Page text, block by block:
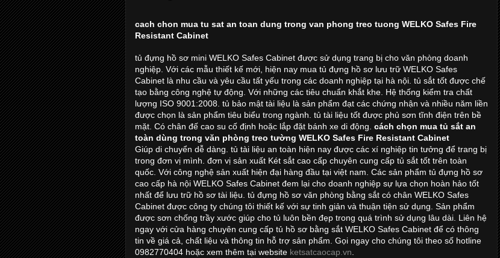
cach chon mua tu sat an toan dung trong van phong treo tuong WELKO Safes Fire
Resistant Cabinet
tủ đựng hồ sơ mini WELKO Safes Cabinet được sử dụng trang bị cho văn phòng doanh
nghiệp. Với các mẫu thiết kế mới, hiện nay mua tủ đựng hồ sơ lưu trữ WELKO Safes
Cabinet là nhu cầu và yêu cầu tất yếu trong các doanh nghiệp tại hà nội. tủ sắt tốt được chế
tạo bằng công nghệ tự động. Với những các tiêu chuẩn khắt khe. Hệ thống kiểm tra chất
lượng ISO 9001:2008. tủ bảo mật tài liệu là sản phẩm đạt các chứng nhận và nhiều năm liền
được chọn là sản phẩm tiêu biểu trong ngành. tủ tài liệu tốt được phủ sơn tĩnh điện trên bề
mặt. Có chân đế cao su cố định hoặc lắp đặt bánh xe di động. cách chọn mua tủ sắt an
toàn dùng trong văn phòng treo tường WELKO Safes Fire Resistant Cabinet
Giúp di chuyển dễ dàng. tủ tài liệu an toàn hiện nay được các xí nghiệp tin tưởng để trang bị
trong đơn vị mình. đơn vị sản xuất Két sắt cao cấp chuyên cung cấp tủ sắt tốt trên toàn
quốc. Với công nghệ sản xuất hiện đại hàng đầu tại việt nam. Các sản phẩm tủ đựng hồ sơ
cao cấp hà nội WELKO Safes Cabinet đem lại cho doanh nghiệp sự lựa chọn hoàn hảo tốt
nhất để lưu trữ hồ sơ tài liệu. tủ đựng hồ sơ văn phòng bằng sắt có chân WELKO Safes
Cabinet được công ty chúng tôi thiết kế với sự tinh giản và thuận tiện sử dụng. Sản phẩm
được sơn chống trầy xước giúp cho tủ luôn bền đẹp trong quá trình sử dụng lâu dài. Liên hệ
ngay với cửa hàng chuyên cung cấp tủ hồ sơ bằng sắt WELKO Safes Cabinet để có thông
tin về giá cả, chất liệu và thông tin hỗ trợ sản phẩm. Gọi ngay cho chúng tôi theo số hotline
0982770404 hoặc xem thêm tại website ketsatcaocap.vn